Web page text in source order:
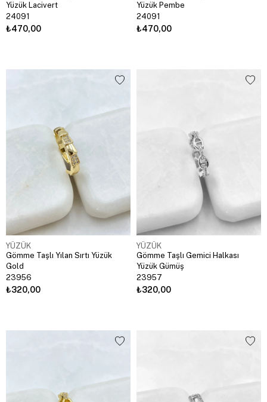
Yüzük Lacivert
24091
₺470,00
Yüzük Pembe
24091
₺470,00
YÜZÜK
Gömme Taşlı Yılan Sırtı Yüzük
Gold
23956
₺320,00
YÜZÜK
Gömme Taşlı Gemici Halkası
Yüzük Gümüş
23957
₺320,00